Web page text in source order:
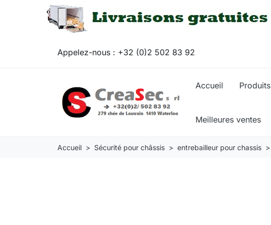
Appelez-nous : +32 (0)2 502 83 92
Accueil Produits
Meilleures ventes
Accueil Sécurité pour châssis entrebailleur pour chassis